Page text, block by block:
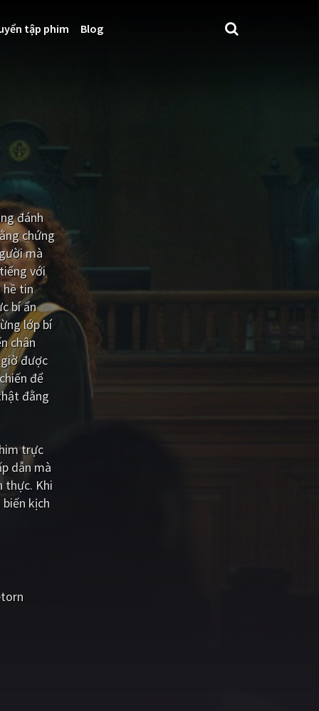
tập phim Blog
đánh
chứng
mà
với
hề tin
bí ẩn
lớp bí
chân
được
để
đằng
trực
dẫn mà
thực. Khi
kịch